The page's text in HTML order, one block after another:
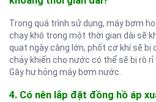
Trong quá trình sử dụng, máy bơm
chạy khô trong một thời gian dài sẽ
quạt ngày càng lớn, phốt cơ khí sẽ bị
chảy khiến cho nước có thể sẽ bị rò
Gây hư hỏng máy bơm nước.
4. Có nên lắp đặt đồng hồ áp